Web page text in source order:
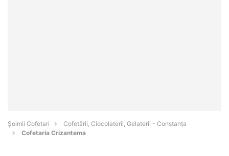
Șoimii Cofetari
Cofetării, Ciocolaterii, Gelaterii - Constanţa
Cofetaria Crizantema